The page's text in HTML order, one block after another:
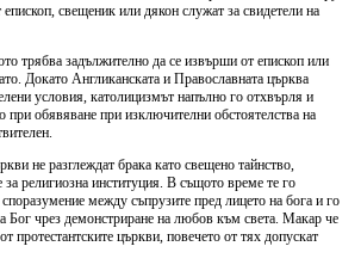
свещеник или дякон служат за свидетели на
трябва задължително да се извърши от епископ или
Докато Англиканската и Православната църква
условия, католицизмът напълно го отхвърля и
при обявяване при изключителни обстоятелства на
не разглеждат брака като свещено тайнство,
за религиозна институция. В същото време те го
между съпрузите пред лицето на бога и го
Бог чрез демонстриране на любов към света. Макар че
протестантските църкви, повечето от тях допускат